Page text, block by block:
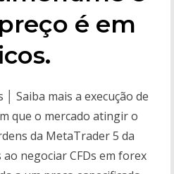
é em
Saiba mais a execução de
que o mercado atingir o
da MetaTrader 5 da
ao negociar CFDs em forex